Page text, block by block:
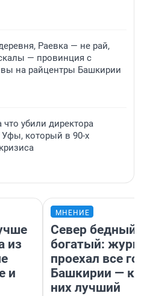
Раевка — не рай,
— провинция с
на райцентры Башкирии
что убили директора
Уфы, который в 90-х
из
и
МНЕНИЕ
Север бедный,
богатый:
проехал все
Башкирии —
них лучший